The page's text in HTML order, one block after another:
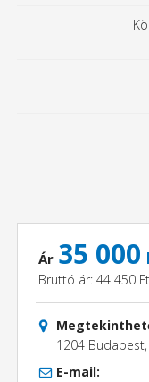
Ár 35 000
Bruttó ár: 44 450
1204
E-mail: